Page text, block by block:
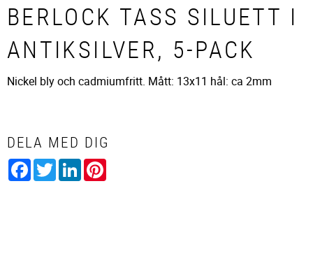
BERLOCK TASS SILUETT I
ANTIKSILVER, 5-PACK
Nickel bly och cadmiumfritt. Mått: 13x11 hål: ca 2mm
DELA MED DIG
Facebook
TwitterLinkedIn